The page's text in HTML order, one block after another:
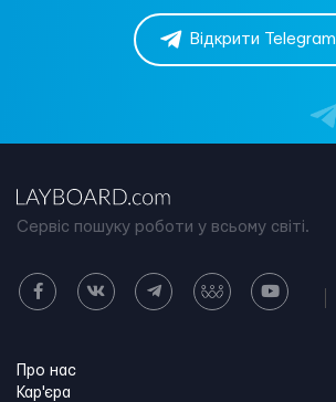
Відкрити Telegram
Сервіс пошуку роботи у всьому світі.
Про нас
Кар'єра